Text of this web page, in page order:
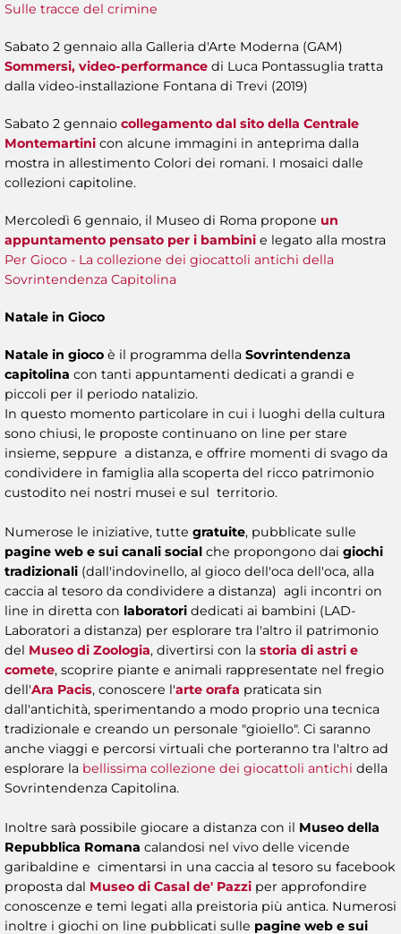
Sulle tracce del crimine
Sabato 2 gennaio alla Galleria d'Arte Moderna (GAM)
Sommersi, video-performance di Luca Pontassuglia tratta
dalla video-installazione Fontana di Trevi (2019)
Sabato 2 gennaio collegamento dal sito della Centrale
Montemartini con alcune immagini in anteprima dalla
mostra in allestimento Colori dei romani. I mosaici dalle
collezioni capitoline.
Mercoledì 6 gennaio, il Museo di Roma propone un
appuntamento pensato per i bambini e legato alla mostra
Per Gioco - La collezione dei giocattoli antichi della
Sovrintendenza Capitolina
Natale in Gioco
Natale in gioco è il programma della Sovrintendenza
capitolina con tanti appuntamenti dedicati a grandi e
piccoli per il periodo natalizio.
In questo momento particolare in cui i luoghi della cultura
sono chiusi, le proposte continuano on line per stare
insieme, seppure a distanza, e offrire momenti di svago da
condividere in famiglia alla scoperta del ricco patrimonio
custodito nei nostri musei e sul territorio.
Numerose le iniziative, tutte gratuite, pubblicate sulle
pagine web e sui canali social che propongono dai giochi
tradizionali (dall'indovinello, al gioco dell'oca dell'oca, alla
caccia al tesoro da condividere a distanza) agli incontri on
line in diretta con laboratori dedicati ai bambini (LAD-
Laboratori a distanza) per esplorare tra l'altro il patrimonio
del Museo di Zoologia, divertirsi con la storia di astri e
comete, scoprire piante e animali rappresentate nel fregio
dell'Ara Pacis, conoscere l'arte orafa praticata sin
dall'antichità, sperimentando a modo proprio una tecnica
tradizionale e creando un personale "gioiello". Ci saranno
anche viaggi e percorsi virtuali che porteranno tra l'altro ad
esplorare la bellissima collezione dei giocattoli antichi della
Sovrintendenza Capitolina.
Inoltre sarà possibile giocare a distanza con il Museo della
Repubblica Romana calandosi nel vivo delle vicende
garibaldine e cimentarsi in una caccia al tesoro su facebook
proposta dal Museo di Casal de' Pazzi per approfondire
conoscenze e temi legati alla preistoria più antica. Numerosi
inoltre i giochi on line pubblicati sulle pagine web e sui